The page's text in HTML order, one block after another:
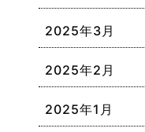
2025年3月
2025年2月
2025年1月